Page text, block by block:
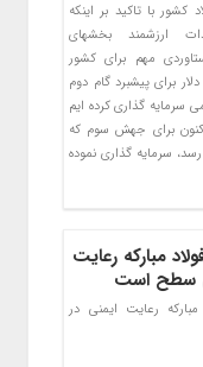
کشور با تاکید بر اینکه
ارزشمند بخشهای
مهم برای کشور
میلیارد دلار برای پیشبرد گام دوم
سرمایه گذاری کرده ایم
تاکنون برای جهش سوم که
می رسد، سرمایه گذاری نموده
مبارکه رعایت
سطح است
رعایت ایمنی در